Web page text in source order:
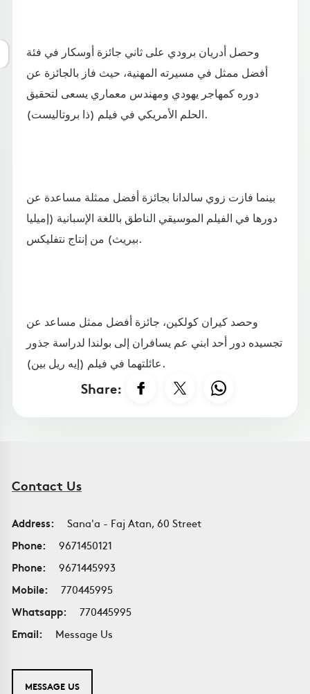
وحصل أدريان برودي على ثاني جائزة أوسكار في فئة
أفضل ممثل في مسيرته المهنية، حيث فاز بالجائزة عن
دوره كمهاجر يهودي ومهندس معماري يسعى لتحقيق
الحلم الأمريكي في فيلم (ذا بروتاليست).
بينما فازت زوي سالدانا بجائزة أفضل ممثلة مساعدة عن
دورها في الفيلم الموسيقي الناطق باللغة الإسبانية (إميليا
بيريث) من إنتاج نتفليكس.
وحصد كيران كولكين، جائزة أفضل ممثل مساعد عن
تجسيده دور أحد ابني عم يسافران إلى بولندا لدراسة جذور
عائلتهما في فيلم (إيه ريل بين).
Share:
Contact Us
Address:
Sana'a - Faj Atan, 60 Street
Phone:
9671450121
Phone:
9671445993
Mobile:
770445995
Whatsapp:
770445995
Email:
Message Us
MESSAGE US